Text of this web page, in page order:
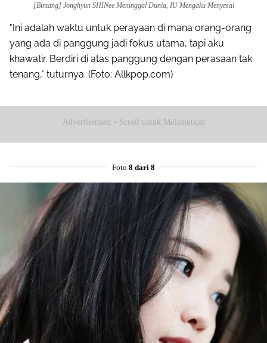
[Bintang] Jonghyun SHINee Meninggal Dunia, IU Mengaku Menyesal
"Ini adalah waktu untuk perayaan di mana orang-orang
yang ada di panggung jadi fokus utama, tapi aku
khawatir. Berdiri di atas panggung dengan perasaan tak
tenang," tuturnya. (Foto: Allkpop.com)
Advertisement - Scroll untuk Melanjutkan
Foto 8 dari 8